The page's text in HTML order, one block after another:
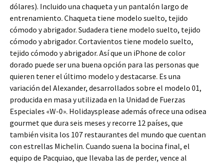
dólares). Incluido una chaqueta y un pantalón largo de
entrenamiento. Chaqueta tiene modelo suelto, tejido
cómodo y abrigador. Sudadera tiene modelo suelto, tejido
cómodo y abrigador. Cortavientos tiene modelo suelto,
tejido cómodo y abrigador. Así que un iPhone de color
dorado puede ser una buena opción para las personas que
quieren tener el último modelo y destacarse. Es una
variación del Alexander, desarrollados sobre el modelo 01,
producida en masa y utilizada en la Unidad de Fuerzas
Especiales «W-0». Holidaysplease además ofrece una odisea
gourmet que dura seis meses y recorre 12 países, que
también visita los 107 restaurantes del mundo que cuentan
con estrellas Michelin. Cuando suena la bocina final, el
equipo de Pacquiao, que llevaba las de perder, vence al